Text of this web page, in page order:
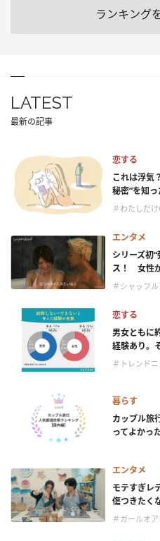
ランキング
LATEST
最新の記事
恋する
これは浮
秘密”を知
＃わたしだ
エンタメ
シリーズ初
ス！ 女性
＃シャッフ
恋する
男女ともに
経験あり。
＃トレンド
暮らす
カップル旅
ってよかっ
エンタメ
モテすぎレ
傷つきたく
＃ガールオ